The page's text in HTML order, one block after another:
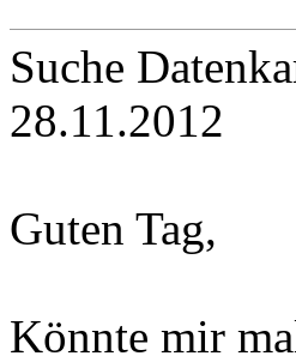
Suche
28.11.2012
Guten Tag,
Könnte mir